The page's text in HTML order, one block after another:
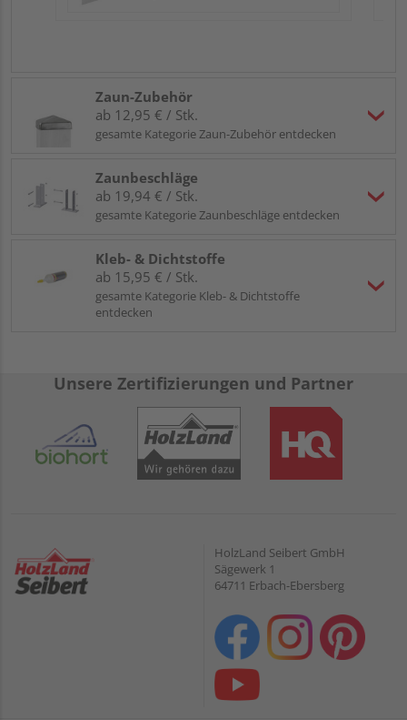
Zaun-Zubehör
ab 12,95 € / Stk.
gesamte Kategorie Zaun-Zubehör entdecken
Zaunbeschläge
ab 19,94 € / Stk.
gesamte Kategorie Zaunbeschläge entdecken
Kleb- & Dichtstoffe
ab 15,95 € / Stk.
gesamte Kategorie Kleb- & Dichtstoffe
entdecken
Unsere Zertifizierungen und Partner
HolzLand Seibert GmbH
Sägewerk 1
64711 Erbach-Ebersberg